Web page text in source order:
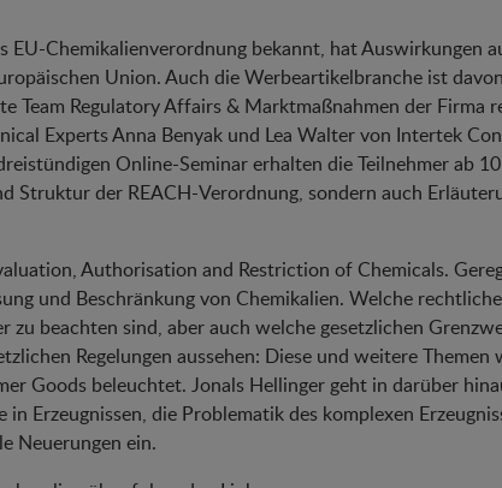
EU-Chemikalienverordnung bekannt, hat Auswirkungen
Union. Auch die Werbeartikelbranche ist
Team Regulatory Affairs & Marktmaßnahmen der Firma
Experts Anna Benyak und Lea Walter von Intertek
Online-Seminar erhalten die Teilnehmer ab
Struktur der REACH-Verordnung, sondern auch
Authorisation and Restriction of Chemicals.
und Beschränkung von Chemikalien. Welche
zu beachten sind, aber auch welche gesetzlichen
Regelungen aussehen: Diese und weitere Themen
Goods beleuchtet. Jonals Hellinger geht in darüber
Erzeugnissen, die Problematik des komplexen
Neuerungen ein.